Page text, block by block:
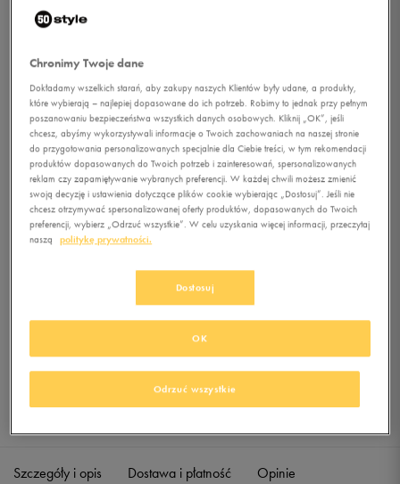
FEEWEAR SPODNIE KARL
0.0 )
9,99złz Vat
+ 50 PKT W KLUBIE 50 STYLE
Produkt niedostępny
Jeśli artykuł będzie ponownie dostępny, otrzymasz od nas powiadomienie.
Wybierz rozmiar
M Powiadom o dostępności
Szczegóły i opis Dostawa i płatność Opinie
Chronimy Twoje dane
Dokładamy wszelkich starań, aby zakupy naszych Klientów były udane, a produkty,
które wybierają – najlepiej dopasowane do ich potrzeb. Robimy to jednak przy pełnym
poszanowaniu bezpieczeństwa wszystkich danych osobowych. Kliknij „OK”, jeśli
chcesz, abyśmy wykorzystywali informacje o Twoich zachowaniach na naszej stronie
do przygotowania personalizowanych specjalnie dla Ciebie treści, w tym rekomendacji
produktów dopasowanych do Twoich potrzeb i zainteresowań, spersonalizowanych
reklam czy zapamiętywanie wybranych preferencji. W każdej chwili możesz zmienić
swoją decyzję i ustawienia dotyczące plików cookie wybierając „Dostosuj”. Jeśli nie
chcesz otrzymywać spersonalizowanej oferty produktów, dopasowanych do Twoich
preferencji, wybierz „Odrzuć wszystkie”. W celu uzyskania więcej informacji, przeczytaj
naszą politykę prywatności.
Dostosuj
Odrzuć wszystkie
OK